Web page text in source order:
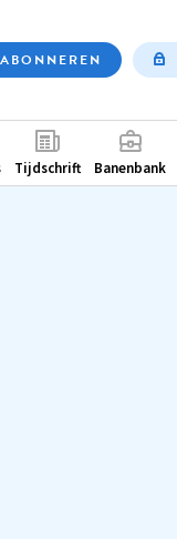
ABONNEREN
Tijdschrift Banenbank